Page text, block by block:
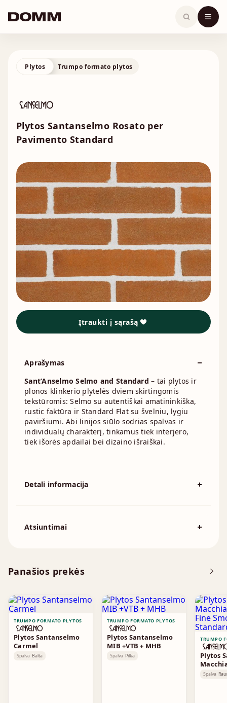
content
Plytos Trumpo formato plytos
Plytos Santanselmo Rosato per
Pavimento Standard
Panašios prekės
TRUMPO FORMATO PLYTOS
Plytos Santanselmo
Carmel
Spalva Balta
TRUMPO FORMATO PLYTOS
Plytos Santanselmo
MIB +VTB + MHB
Spalva Pilka
TRUMPO
Plytos
Fine
Spalva
Įtraukti į sąrašą
Aprašymas
Sant’Anselmo Selmo and Standard – tai plytos ir
plonos klinkerio plytelės dviem skirtingomis
tekstūromis: Selmo su autentiškai amatininkiška,
rustic faktūra ir Standard Flat su švelniu, lygiu
paviršiumi. Abi linijos siūlo sodrias spalvas ir
individualų charakterį, tinkamus tiek interjero,
tiek išorės apdailai bei dizaino išraiškai.
Detali informacija
Išmatavimai
Atsiuntimai